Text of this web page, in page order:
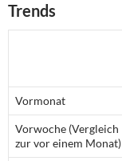
Trends
Vormonat
Vorwoche (Vergleich
zur vor einem Monat)